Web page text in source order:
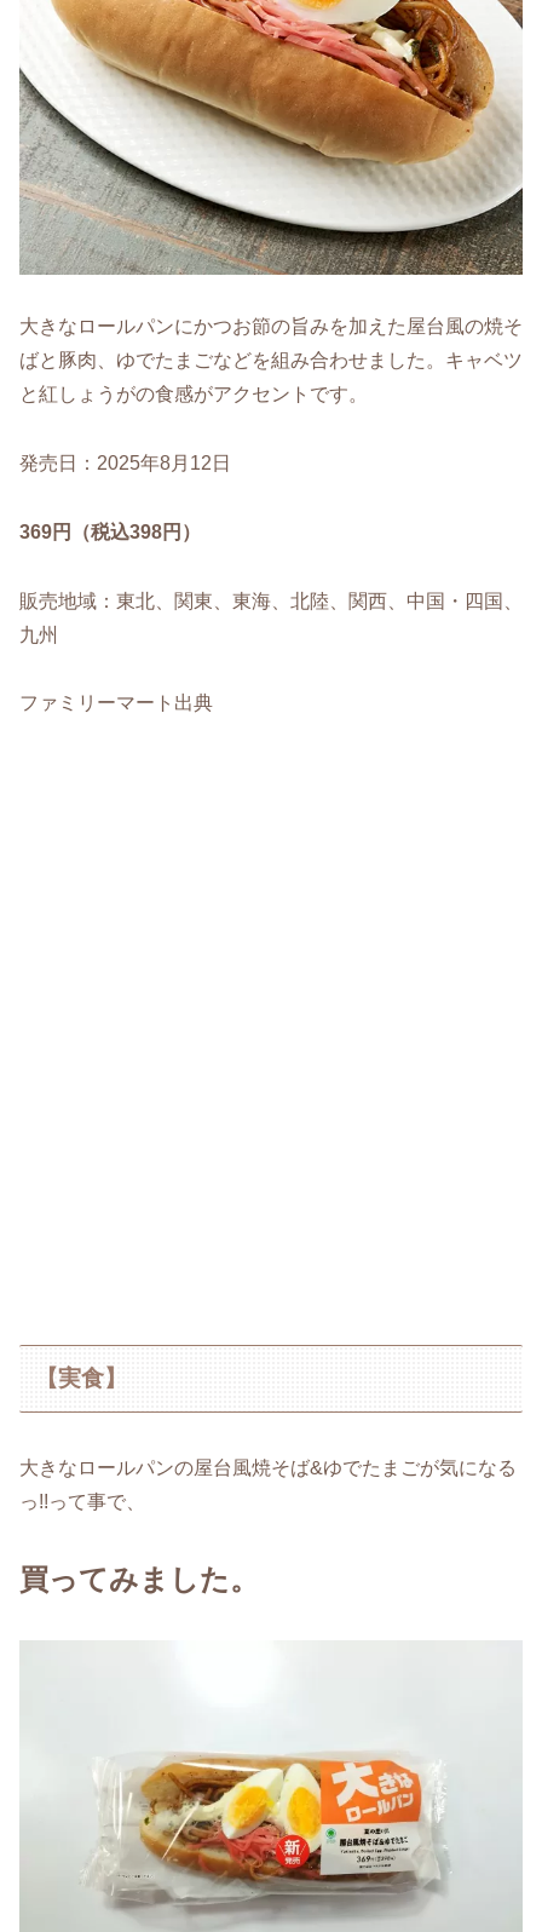
大きなロールパンにかつお節の旨みを加えた屋台風の焼そ
ばと豚肉、ゆでたまごなどを組み合わせました。キャベツ
と紅しょうがの食感がアクセントです。
発売日：2025年8月12日
369円（税込398円）
販売地域：東北、関東、東海、北陸、関西、中国・四国、
九州
ファミリーマート出典
【実食】
大きなロールパンの屋台風焼そば&ゆでたまごが気になる
っ!!って事で、
買ってみました。